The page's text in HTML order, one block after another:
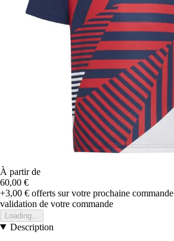
À partir de
60,00 €
+3,00 € offerts sur votre prochaine commande
validation de votre commande
Loading...
Description